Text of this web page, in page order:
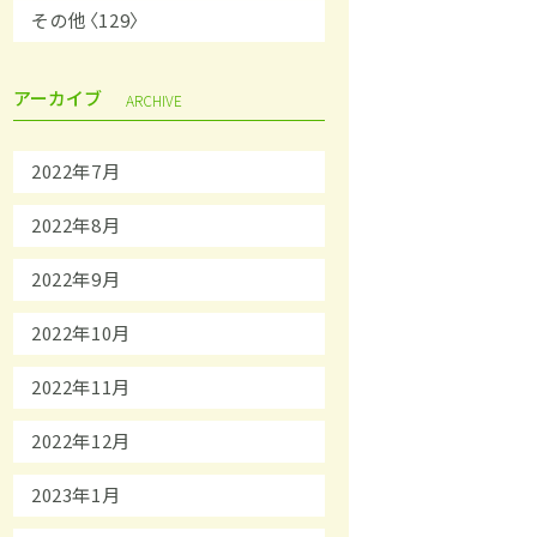
その他〈129〉
アーカイブ ARCHIVE
2022年7月
2022年8月
2022年9月
2022年10月
2022年11月
2022年12月
2023年1月